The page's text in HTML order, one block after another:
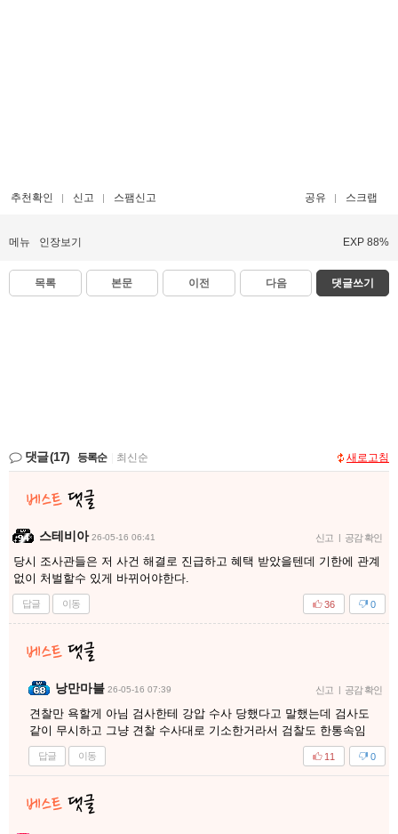
추천확인 신고 스팸신고 공유 스크랩
메뉴 인장보기 EXP 88%
목록 본문 이전 다음 댓글쓰기
댓글(17) 등록순 최신순 새로고침
스테비아 26-05-16 06:41 신고 | 공감 확인
당시 조사관들은 저 사건 해결로 진급하고 혜택 받았을텐데 기한에 관계
없이 처벌할수 있게 바뀌어야한다.
답글 이동 0
36
낭만마블 26-05-16 07:39 신고 | 공감 확인
견찰만 욕할게 아님 검사한테 강압 수사 당했다고 말했는데 검사도
같이 무시하고 그냥 견찰 수사대로 기소한거라서 검찰도 한통속임
답글 이동 0
11